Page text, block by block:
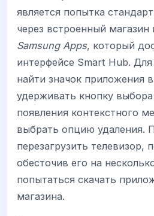
является попытка
через встроенный
Samsung Apps, который
интерфейсе Smart Hub.
найти значок приложения
удерживать кнопку
появления контекстного
выбрать опцию удаления.
перезагрузить телевизор,
обесточив его на
попытаться скачать
магазина.